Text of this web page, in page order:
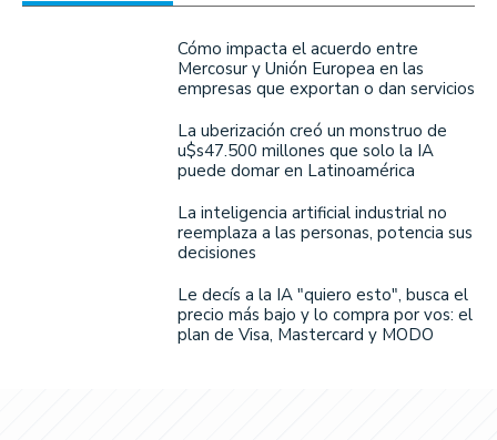
Cómo impacta el acuerdo entre
Mercosur y Unión Europea en las
empresas que exportan o dan servicios
La uberización creó un monstruo de
u$s47.500 millones que solo la IA
puede domar en Latinoamérica
La inteligencia artificial industrial no
reemplaza a las personas, potencia sus
decisiones
Le decís a la IA "quiero esto", busca el
precio más bajo y lo compra por vos: el
plan de Visa, Mastercard y MODO